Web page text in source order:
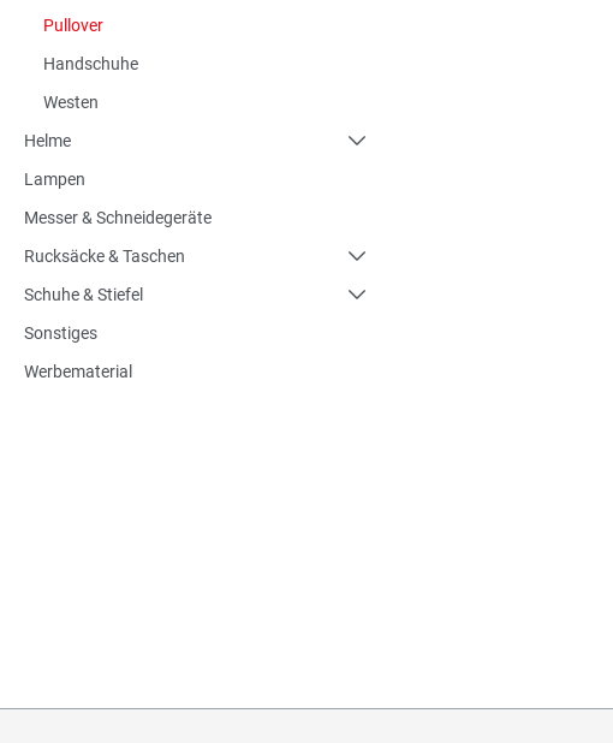
Pullover
Handschuhe
Westen
Helme
Lampen
Messer & Schneidegeräte
Rucksäcke & Taschen
Schuhe & Stiefel
Sonstiges
Werbematerial